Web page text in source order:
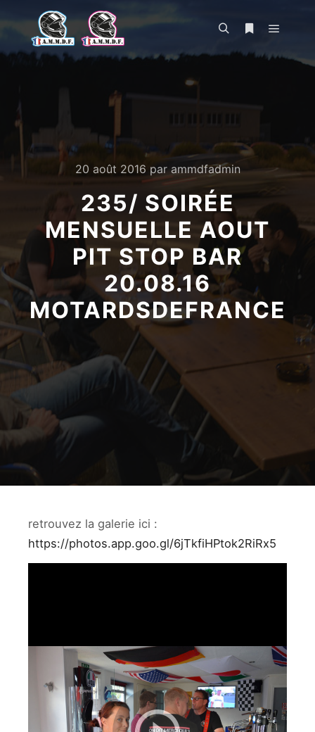
20 août 2016 par ammdfadmin
235/ SOIRÉE
MENSUELLE AOUT
PIT STOP BAR
20.08.16
MOTARDSDEFRANCE
retrouvez la galerie ici :
https://photos.app.goo.gl/6jTkfiHPtok2RiRx5